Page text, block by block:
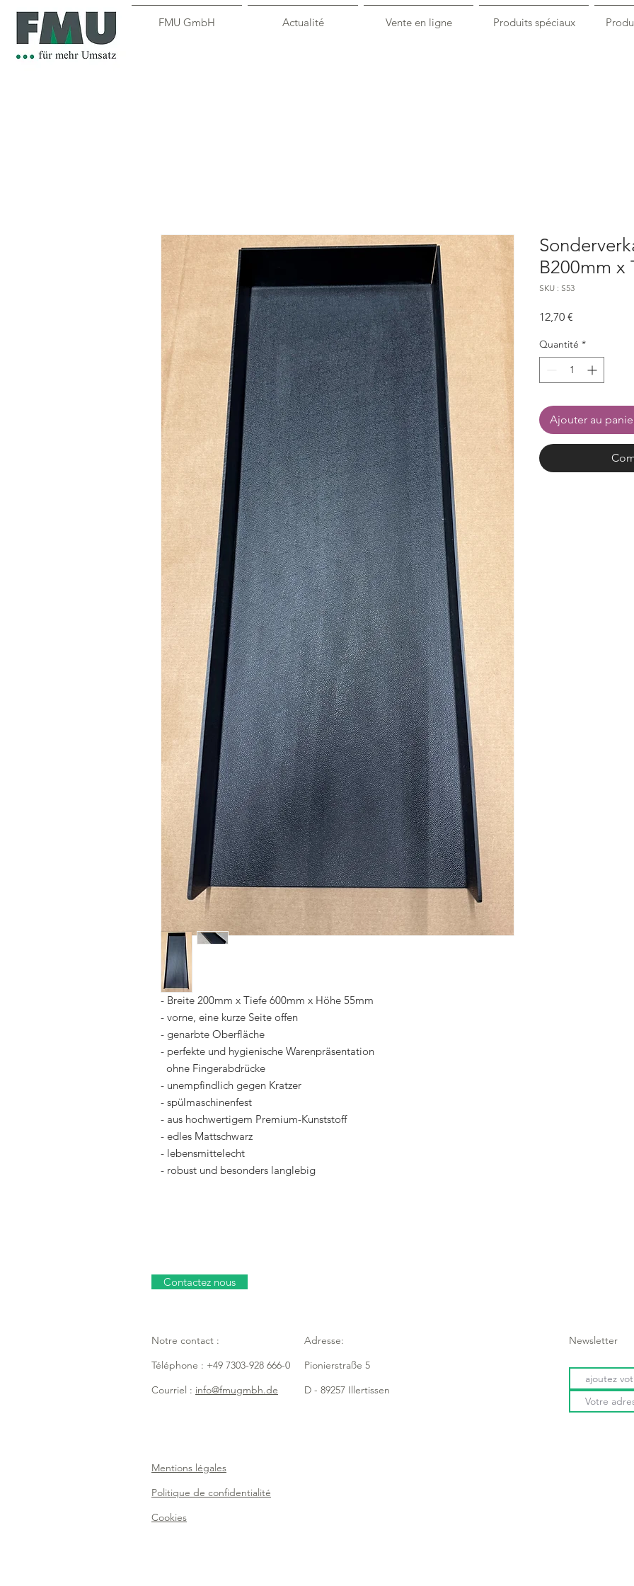
FMU GmbH Actualité Vente en ligne Produits spéciaux
- Breite 200mm x Tiefe 600mm x Höhe 55mm
- vorne, eine kurze Seite offen
- genarbte Oberfläche
- perfekte und hygienische Warenpräsentation
ohne Fingerabdrücke
- unempfindlich gegen Kratzer
- spülmaschinenfest
- aus hochwertigem Premium-Kunststoff
- edles Mattschwarz
- lebensmittelecht
- robust und besonders langlebig
B200mm x
SKU : S53
12,70 €
Quantité *
Ajouter au
Contactez nous
Notre contact :
Téléphone : +49 7303-928 666-0
Courriel : info@fmugmbh.de
Adresse:
Pionierstraße 5
D - 89257 Illertissen
Mentions légales
Politique de confidentialité
Cookies
Newsletter